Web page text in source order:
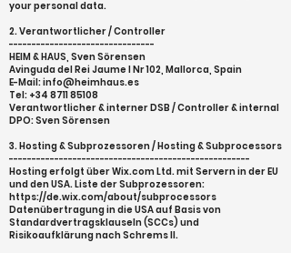
your personal data.
2. Verantwortlicher / Controller
--------------------------------
HEIM & HAUS, Sven Sörensen
Avinguda del Rei Jaume I Nr 102, Mallorca, Spain
E-Mail: info@heimhaus.es
Tel: +34 8711 85108
Verantwortlicher & interner DSB / Controller & internal
DPO: Sven Sörensen
3. Hosting & Subprozessoren / Hosting & Subprocessors
-----------------------------------------------------
Hosting erfolgt über Wix.com Ltd. mit Servern in der EU
und den USA. Liste der Subprozessoren:
https://de.wix.com/about/subprocessors
Datenübertragung in die USA auf Basis von
Standardvertragsklauseln (SCCs) und
Risikoaufklärung nach Schrems II.